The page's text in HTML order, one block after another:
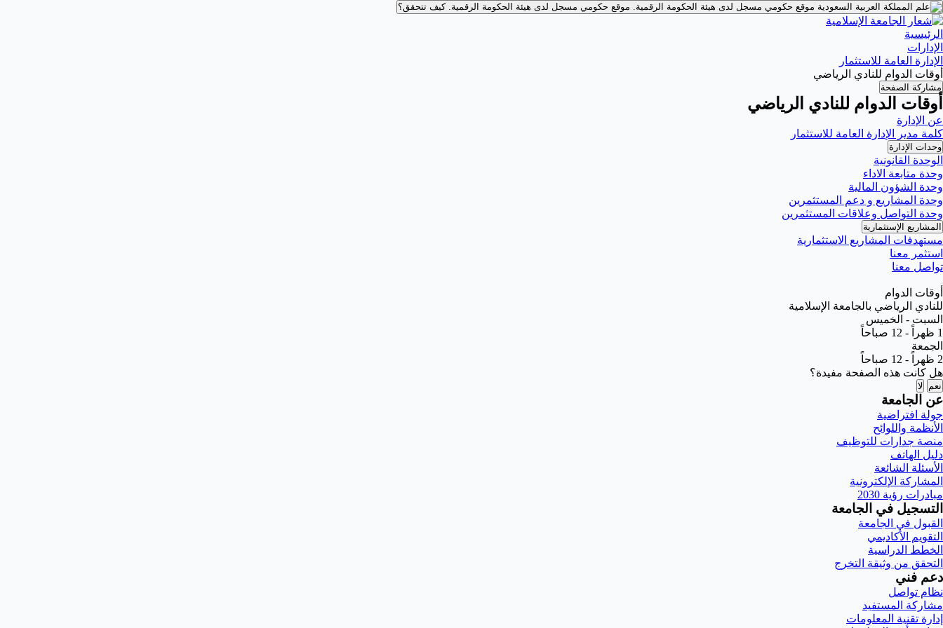
موقع حكومي مسجل لدى هيئة الحكومة الرقمية. موقع حكومي مسجل لدى هيئة الحكومة الرقمية.كيف تتحقق؟
الرئيسية
الإدارات
الإدارة العامة للاستثمار
أوقات الدوام للنادي الرياضي
مشاركة الصفحة
أوقات الدوام للنادي الرياضي
عن الإدارة
كلمة مدير الإدارة العامة للاستثمار
وحدات الإدارة
الوحدة القانونية
وحدة متابعة الاداء
وحدة الشؤون المالية
وحدة المشاريع و دعم المستثمرين
وحدة التواصل وعلاقات المستثمرين
المشاريع الإستثمارية
مستهدفات المشاريع الاستثمارية
استثمر معنا
تواصل معنا
أوقات الدوام
للنادي الرياضي بالجامعة الإسلامية
السبت - الخميس
1 ظهراً - 12 صباحاً
الجمعة
2 ظهراً - 12 صباحاً
هل كانت هذه الصفحة مفيدة؟
نعم لا
عن الجامعة
جولة افتراضية
الأنظمة واللوائح
منصة جدارات للتوظيف
دليل الهاتف
الأسئلة الشائعة
المشاركة الإلكترونية
مبادرات رؤية 2030
التسجيل في الجامعة
القبول في الجامعة
التقويم الأكاديمي
الخطط الدراسية
التحقق من وثيقة التخرج
دعم فني
نظام تواصل
مشاركة المستفيد
إدارة تقنية المعلومات